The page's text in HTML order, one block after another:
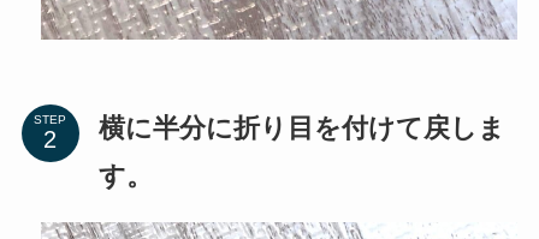
STEP
横に半分に折り目を付けて戻しま
す。